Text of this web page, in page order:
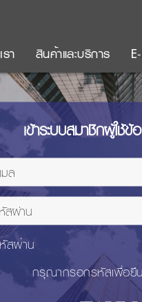
า สินค้าและบริการ
เข้าระบบสมาชิกผู้ใช้ข้
สผ่าน
กรุณากรอกรหัสเพื่อยื